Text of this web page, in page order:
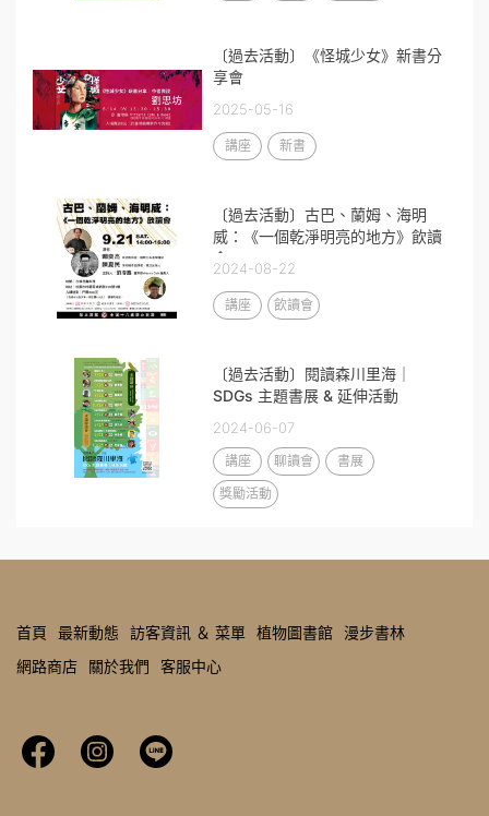
〔過去活動〕《怪城少女》新書分
享會
2025-05-16
講座 新書
〔過去活動〕古巴、蘭姆、海明
威：《一個乾淨明亮的地方》飲讀
會
2024-08-22
講座 飲讀會
〔過去活動〕閱讀森川里海｜
SDGs 主題書展 & 延伸活動
2024-06-07
講座 聊讀會
書展
獎勵活動
首頁 最新動態 訪客資訊 ＆ 菜單 植物圖書館 漫步書林
網路商店
關於我們 客服中心